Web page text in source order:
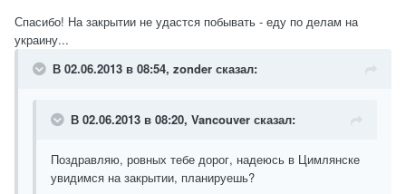
Спасибо! На закрытии не удастся побывать - еду по делам на
украину...
В 02.06.2013 в 08:54, zonder сказал:
В 02.06.2013 в 08:20, Vancouver сказал:
Поздравляю, ровных тебе дорог, надеюсь в Цимлянске
увидимся на закрытии, планируешь?